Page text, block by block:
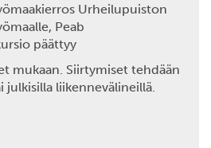
Urheilupuiston
Peab
päättyy
mukaan. Siirtymiset tehdään
julkisilla liikennevälineillä.